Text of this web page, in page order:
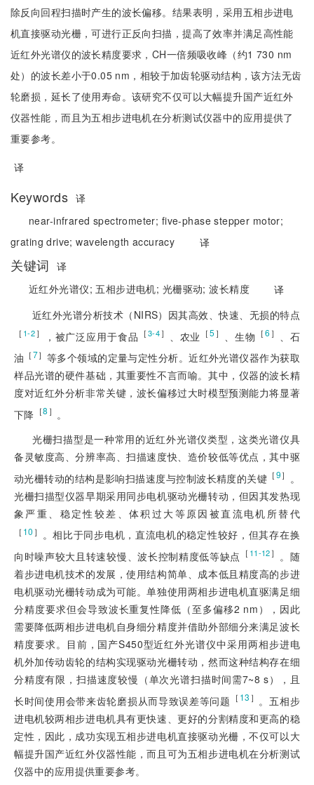
除反向回程扫描时产生的波长偏移。结果表明，采用五相步进电
机直接驱动光栅，可进行正反向扫描，提高了效率并满足高性能
近红外光谱仪的波长精度要求，CH一倍频吸收峰（约1 730 nm
处）的波长差小于0.05 nm，相较于加齿轮驱动结构，该方法无齿
轮磨损，延长了使用寿命。该研究不仅可以大幅提升国产近红外
仪器性能，而且为五相步进电机在分析测试仪器中的应用提供了
重要参考。
译
Keywords 译
near-infrared spectrometer; five-phase stepper motor;
grating drive;wavelength accuracy 译
关键词
译
近红外光谱仪;五相步进电机; 光栅驱动;波长精度
译
近红外光谱分析技术（NIRS）因其高效、快速、无损的特点
［ 1-2］ ，被广泛应用于食品 ［3-4］ 、农业 ［5 ］ 、生物 ［6 ］
、石
油 ［7］ 等多个领域的定量与定性分析。近红外光谱仪器作为获取
样品光谱的硬件基础，其重要性不言而喻。其中，仪器的波长精
度对近红外分析非常关键，波长偏移过大时模型预测能力将显著
下降 ［8 ］ 。
光栅扫描型是一种常用的近红外光谱仪类型，这类光谱仪具
备灵敏度高、分辨率高、扫描速度快、造价较低等优点，其中驱
动光栅转动的结构是影响扫描速度与控制波长精度的关键 ［9］
。
光栅扫描型仪器早期采用同步电机驱动光栅转动，但因其发热现
象严重、稳定性较差、体积过大等原因被直流电机所替代
［ 10 ］ 。相比于同步电机，直流电机的稳定性较好，但其存在换
向时噪声较大且转速较慢、波长控制精度低等缺点 ［ 11-12］
。随
着步进电机技术的发展，使用结构简单、成本低且精度高的步进
电机驱动光栅转动成为可能。单独使用两相步进电机直驱满足细
分精度要求但会导致波长重复性降低（至多偏移2 nm），因此
需要降低两相步进电机自身细分精度并借助外部细分来满足波长
精度要求。目前，国产S450型近红外光谱仪中采用两相步进电
机外加传动齿轮的结构实现驱动光栅转动，然而这种结构存在细
分精度有限，扫描速度较慢（单次光谱扫描时间需7~8 s），且
长时间使用会带来齿轮磨损从而导致误差等问题 ［ 13 ］ 。五相步
进电机较两相步进电机具有更快速、更好的分割精度和更高的稳
定性，因此，成功实现五相步进电机直接驱动光栅，不仅可以大
幅提升国产近红外仪器性能，而且可为五相步进电机在分析测试
仪器中的应用提供重要参考。